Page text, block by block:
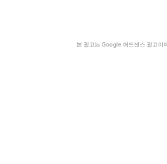
본 광고는 Google 애드센스 광고이